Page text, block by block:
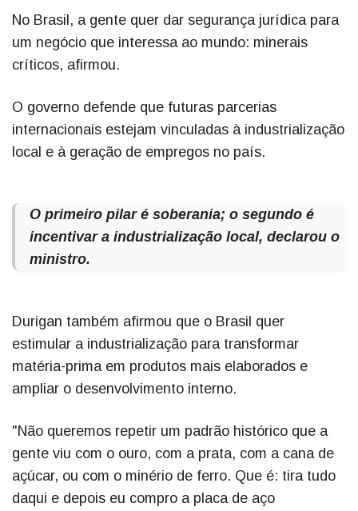
No Brasil, a gente quer dar segurança jurídica para
um negócio que interessa ao mundo: minerais
críticos, afirmou.
O governo defende que futuras parcerias
internacionais estejam vinculadas à industrialização
local e à geração de empregos no país.
O primeiro pilar é soberania; o segundo é
incentivar a industrialização local, declarou o
ministro.
Durigan também afirmou que o Brasil quer
estimular a industrialização para transformar
matéria-prima em produtos mais elaborados e
ampliar o desenvolvimento interno.
"Não queremos repetir um padrão histórico que a
gente viu com o ouro, com a prata, com a cana de
açúcar, ou com o minério de ferro. Que é: tira tudo
daqui e depois eu compro a placa de aço